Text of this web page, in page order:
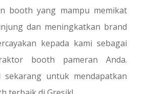
booth yang mampu memikat
dan meningkatkan brand
kepada kami sebagai
booth pameran Anda.
sekarang untuk mendapatkan